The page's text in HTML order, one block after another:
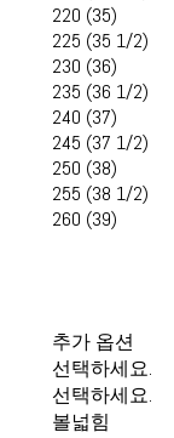
220 (35)
225 (35 1/2)
230 (36)
235 (36 1/2)
240 (37)
245 (37 1/2)
250 (38)
255 (38 1/2)
260 (39)
추가 옵션
선택하세요.
선택하세요.
볼넓힘